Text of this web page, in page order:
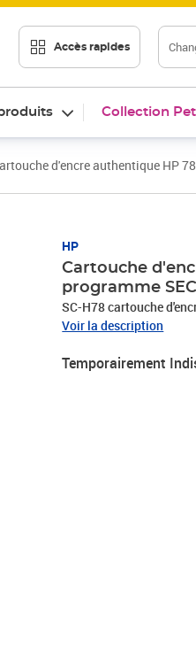
Accès rapides
Collection
d'encre authentique HP
HP
Cartouche
programme
SC-H78 cartouche
Voir la description
Temporairement